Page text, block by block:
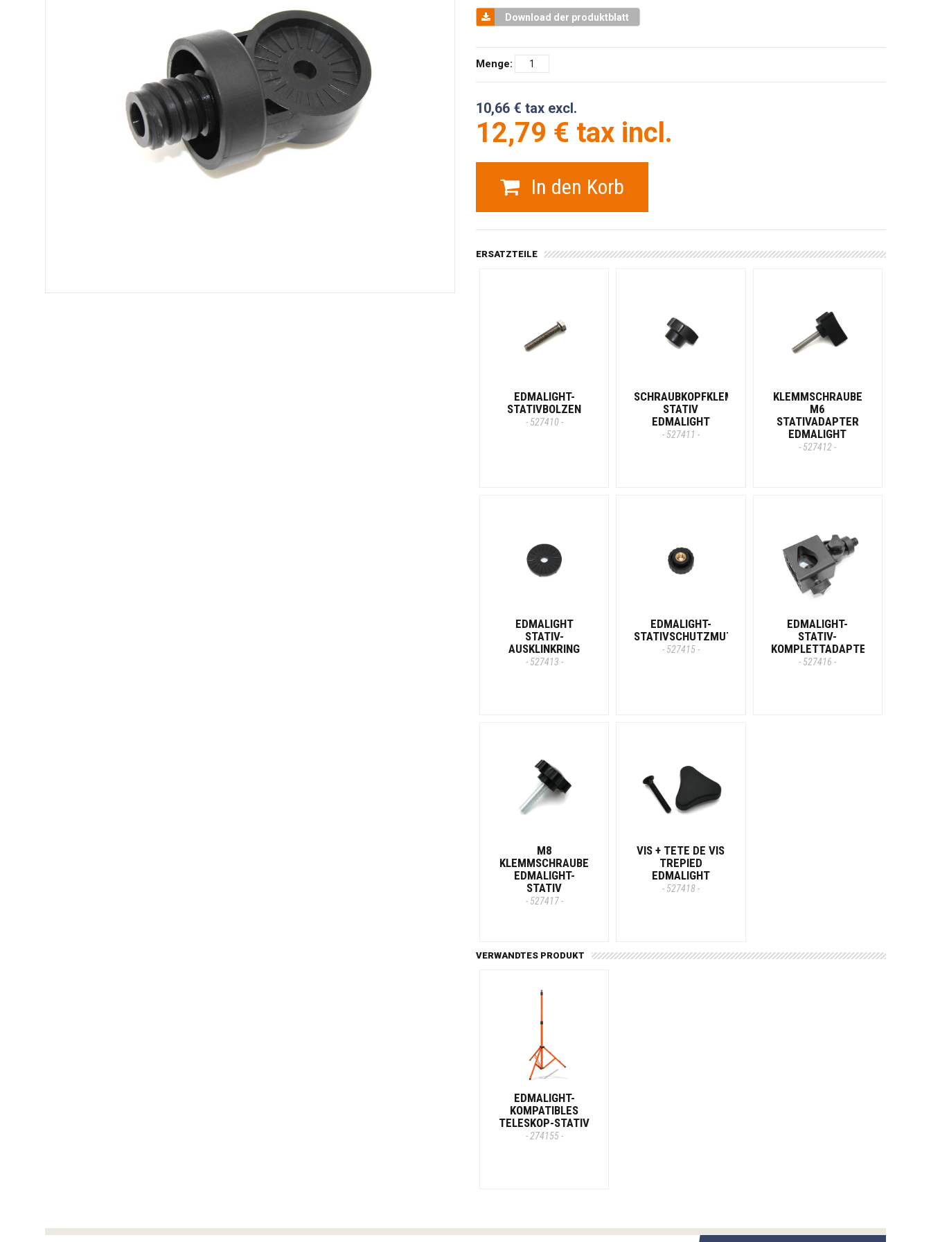
Download der produktblatt
Menge:
10,66 € tax excl.
12,79 € tax incl.
In den Korb
ERSATZTEILE
EDMALIGHT-
STATIVBOLZEN
- 527410 -
SCHRAUBKOPFKLEMME
STATIV
EDMALIGHT
- 527411 -
KLEMMSCHRAUBE
M6
STATIVADAPTER
EDMALIGHT
- 527412 -
EDMALIGHT
STATIV-
AUSKLINKRING
- 527413 -
EDMALIGHT-
STATIVSCHUTZMUTTER
- 527415 -
EDMALIGHT-
STATIV-
KOMPLETTADAPTER
- 527416 -
M8
KLEMMSCHRAUBE
EDMALIGHT-
STATIV
- 527417 -
VIS + TETE DE VIS
TREPIED
EDMALIGHT
- 527418 -
VERWANDTES PRODUKT
EDMALIGHT-
KOMPATIBLES
TELESKOP-STATIV
- 274155 -